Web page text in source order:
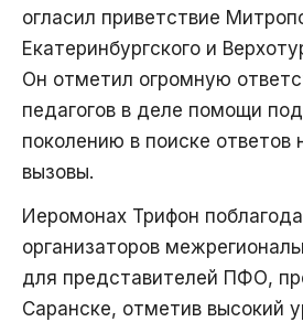
огласил приветствие
Екатеринбургского и
Он отметил огромную
педагогов в деле помощи
поколению в поиске ответов
вызовы.
Иеромонах Трифон
организаторов
для представителей ПФО,
Саранске, отметив высокий